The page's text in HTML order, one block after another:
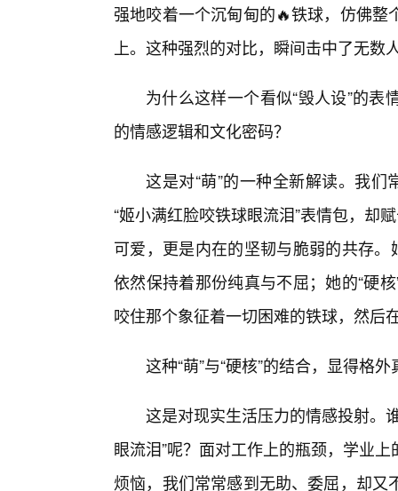
强地咬着一个沉甸甸的🔥铁球，仿佛
上。这种强烈的对比，瞬间击中了无数
为什么这样一个看似“毁人设”的
的情感逻辑和文化密码？
这是对“萌”的一种全新解读。我
“姬小满红脸咬铁球眼流泪”表情包，却
可爱，更是内在的坚韧与脆弱的共存
依然保持着那份纯真与不屈；她的“硬
咬住那个象征着一切困难的铁球，然后
这种“萌”与“硬核”的结合，显得格
这是对现实生活压力的情感投射。
眼流泪”呢？面对工作上的瓶颈，学业
烦恼，我们常常感到无助、委屈，却